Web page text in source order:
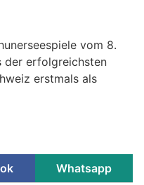
vom 8.
der erfolgreichsten
erstmals als
Whatsapp